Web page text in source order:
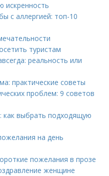
искренность
с аллергией: топ-10
туристам
реальность или
практические советы
проблем: 9 советов
как выбрать подходящую
на день
пожелания в прозе
женщине